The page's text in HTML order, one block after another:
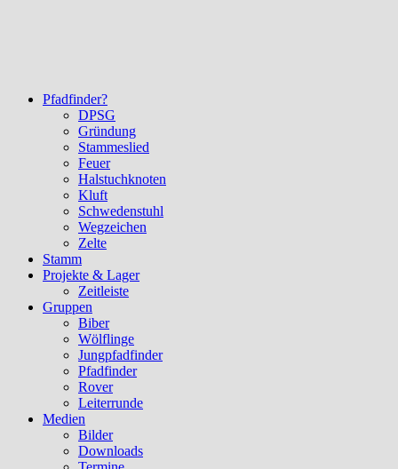
Pfadfinder?
DPSG
Gründung
Stammeslied
Feuer
Halstuchknoten
Kluft
Schwedenstuhl
Wegzeichen
Zelte
Stamm
Projekte & Lager
Zeitleiste
Gruppen
Biber
Wölflinge
Jungpfadfinder
Pfadfinder
Rover
Leiterrunde
Medien
Bilder
Downloads